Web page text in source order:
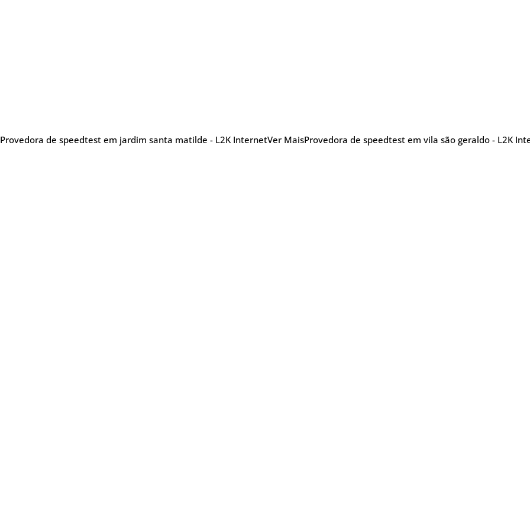
Provedora de speedtest em jardim santa matilde - L2K InternetVer MaisProvedora de speedtest em vila são geraldo - L2K